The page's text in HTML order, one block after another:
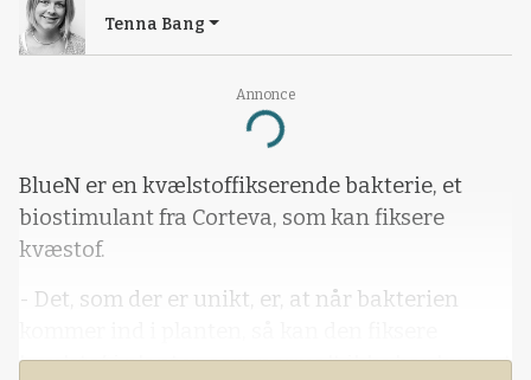
Annonce
Loading...
Tenna Bang
BlueN er en kvælstoffikserende bakterie, et
biostimulant fra Corteva, som kan fiksere
kvæstof.
- Det, som der er unikt, er, at når bakterien
kvælstof i planter, som normalt ikke har kunnet